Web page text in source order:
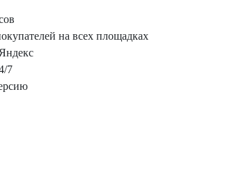
на всех площадках
7